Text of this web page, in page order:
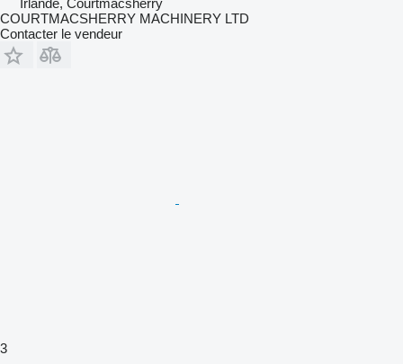
COURTMACSHERRY MACHINERY LTD
Contacter le vendeur
3